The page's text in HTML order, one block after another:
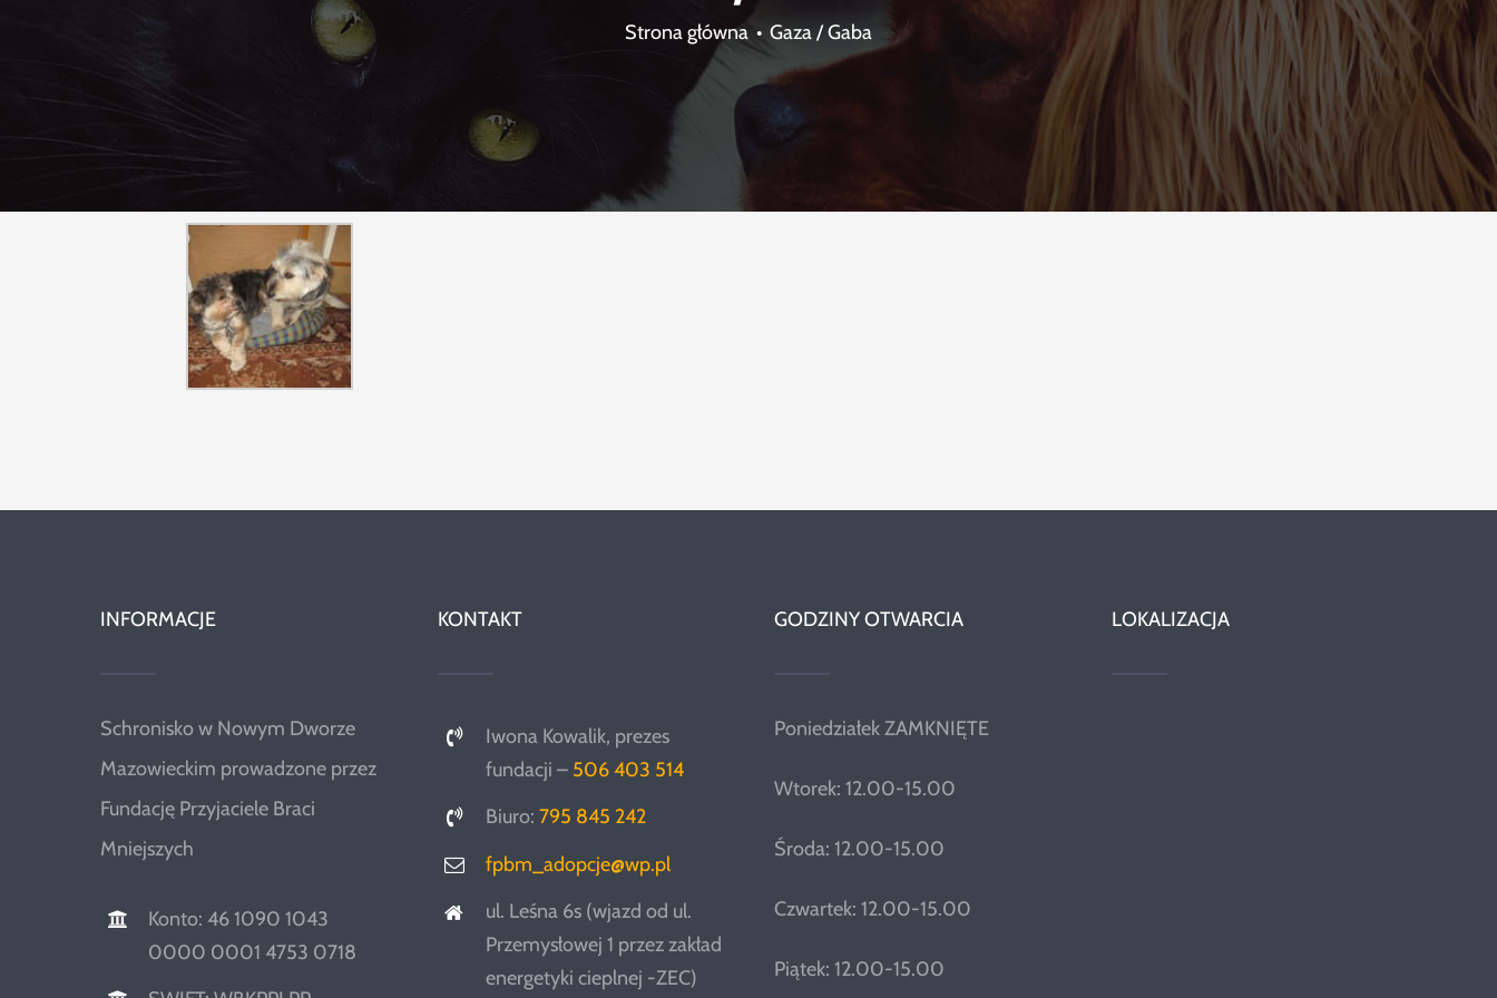
Strona główna Gaza / Gaba
INFORMACJE
Schronisko w Nowym Dworze
Mazowieckim prowadzone przez
Fundację Przyjaciele Braci
Mniejszych
Konto: 46 1090 1043
0000 0001 4753 0718
KONTAKT
Iwona Kowalik, prezes
fundacji – 506 403 514
Biuro: 795 845 242
fpbm_adopcje@wp.pl
ul. Leśna 6s (wjazd od ul.
Przemysłowej 1 przez zakład
energetyki cieplnej -ZEC)
GODZINY OTWARCIA
Poniedziałek ZAMKNIĘTE
Wtorek: 12.00-15.00
Środa: 12.00-15.00
Czwartek: 12.00-15.00
Piątek: 12.00-15.00
LOKALIZACJA